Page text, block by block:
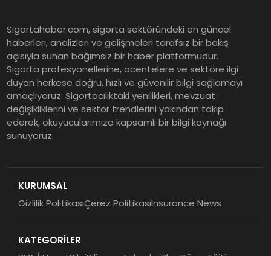
Şekerbank 2026 İlk Yarı Finansal
Sonuçları
ING Türkiye 2026 Yılının İlk
Yarısına İlişkin Konsolide Finansal
Sonuçlarını Açıkladı
Sigortahaber.com, sigorta sektöründeki en güncel
haberleri, analizleri ve gelişmeleri tarafsız bir bakış
açısıyla sunan bağımsız bir haber platformudur.
Sigorta profesyonellerine, acentelere ve sektöre ilgi
duyan herkese doğru, hızlı ve güvenilir bilgi sağlamayı
amaçlıyoruz. Sigortacılıktaki yenilikleri, mevzuat
değişikliklerini ve sektör trendlerini yakından takip
ederek, okuyucularımıza kapsamlı bir bilgi kaynağı
sunuyoruz.
KURUMSAL
Gizlilik PolitikasıÇerez PolitikasıInsurance News
KATEGORİLER